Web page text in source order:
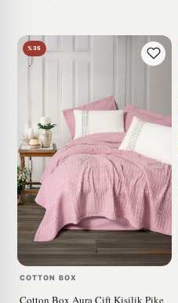
%35
COTTON BOX
Cotton Box Aura Çift Kişilik Pike